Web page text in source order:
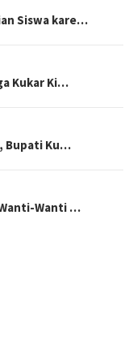
Siswa kare…
Kukar Ki…
Bupati Ku…
Wanti-Wanti …